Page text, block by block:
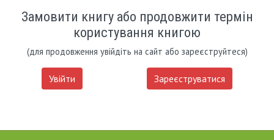
Замовити книгу або продовжити термін
користування книгою
(для продовження увійдіть на сайт або зареєструйтеся)
Увійти Зареєструватися